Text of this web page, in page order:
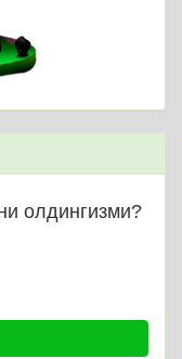
олдингизми?